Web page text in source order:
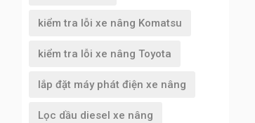
kiểm tra lỗi xe nâng Komatsu
kiểm tra lỗi xe nâng Toyota
lắp đặt máy phát điện xe nâng
Lọc dầu diesel xe nâng